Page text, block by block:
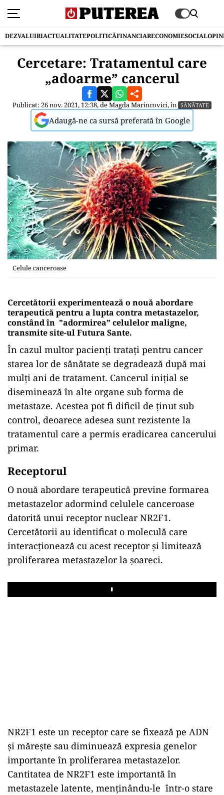
DEZVALUIRIACTUALITATEPOLITICĂFINANCIARECONOMIESOCIAL
Cercetare: Tratamentul care
„adoarme” cancerul
Publicat: 26 nov. 2021, 12:38, deMagda Marincovici, în SĂNĂTATE
Adaugă-ne ca sursă preferată în Google
Celule canceroase
Cercetătorii experimentează o nouă abordare
terapeutică pentru a lupta contra metastazelor,
constând în ”adormirea” celulelor maligne,
transmite site-ul Futura Sante.
În cazul multor pacienți tratați pentru cancer
starea lor de sănătate se degradează după mai
mulți ani de tratament. Cancerul inițial se
diseminează în alte organe sub forma de
metastaze. Acestea pot fi dificil de ținut sub
control, deoarece adesea sunt rezistente la
tratamentul care a permis eradicarea cancerului
primar.
Receptorul
O nouă abordare terapeutică previne formarea
metastazelor adormind celulele canceroase
datorită unui receptor nuclear NR2F1.
Cercetătorii au identificat o moleculă care
interacționează cu acest receptor și limitează
proliferarea metastazelor la șoareci.
Play
NR2F1 este un receptor care se fixează pe ADN
și mărește sau diminuează expresia genelor
importante în proliferarea metastazelor.
Cantitatea de NR2F1 este importantă în
metastazele latente, menținându-le într-o stare